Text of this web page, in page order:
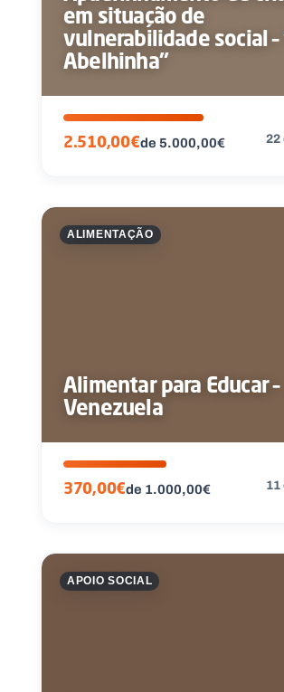
em situação de
vulnerabilidade social –
Abelhinha”
2.510,00€de 5.000,00€ 22
ALIMENTAÇÃO
Alimentar para Educar –
Venezuela
370,00€de 1.000,00€
APOIO SOCIAL